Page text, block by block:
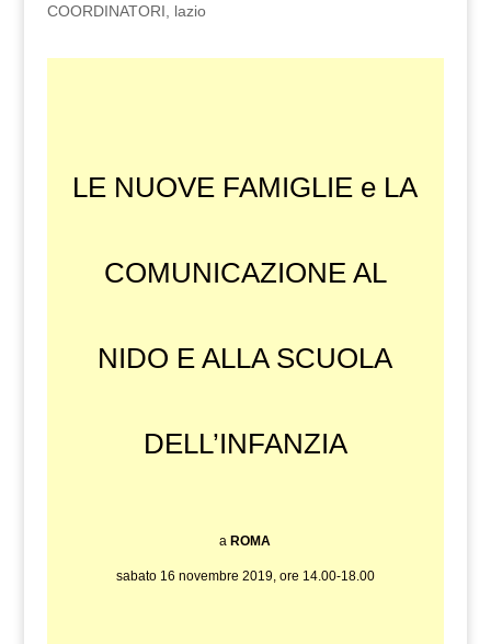
COORDINATORI
lazio
LE NUOVE FAMIGLIE e LA
COMUNICAZIONE AL
NIDO E ALLA SCUOLA
DELL’INFANZIA
a ROMA
sabato 16 novembre 2019, ore 14.00-18.00